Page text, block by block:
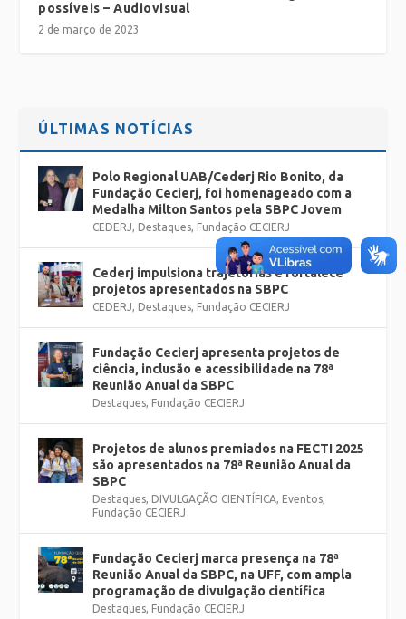
possíveis – Audiovisual
2 de março de 2023
ÚLTIMAS NOTÍCIAS
Polo Regional UAB/Cederj Rio Bonito, da
Fundação Cecierj, foi homenageado com a
Medalha Milton Santos pela SBPC Jovem
CEDERJ, Destaques, Fundação CECIERJ
Cederj impulsiona trajetórias e fortalece
projetos apresentados na SBPC
CEDERJ, Destaques, Fundação CECIERJ
Fundação Cecierj apresenta projetos de
ciência, inclusão e acessibilidade na 78ª
Reunião Anual da SBPC
Destaques, Fundação CECIERJ
Projetos de alunos premiados na FECTI 2025
são apresentados na 78ª Reunião Anual da
SBPC
Destaques, DIVULGAÇÃO CIENTÍFICA, Eventos,
Fundação CECIERJ
Fundação Cecierj marca presença na 78ª
Reunião Anual da SBPC, na UFF, com ampla
programação de divulgação científica
Destaques, Fundação CECIERJ